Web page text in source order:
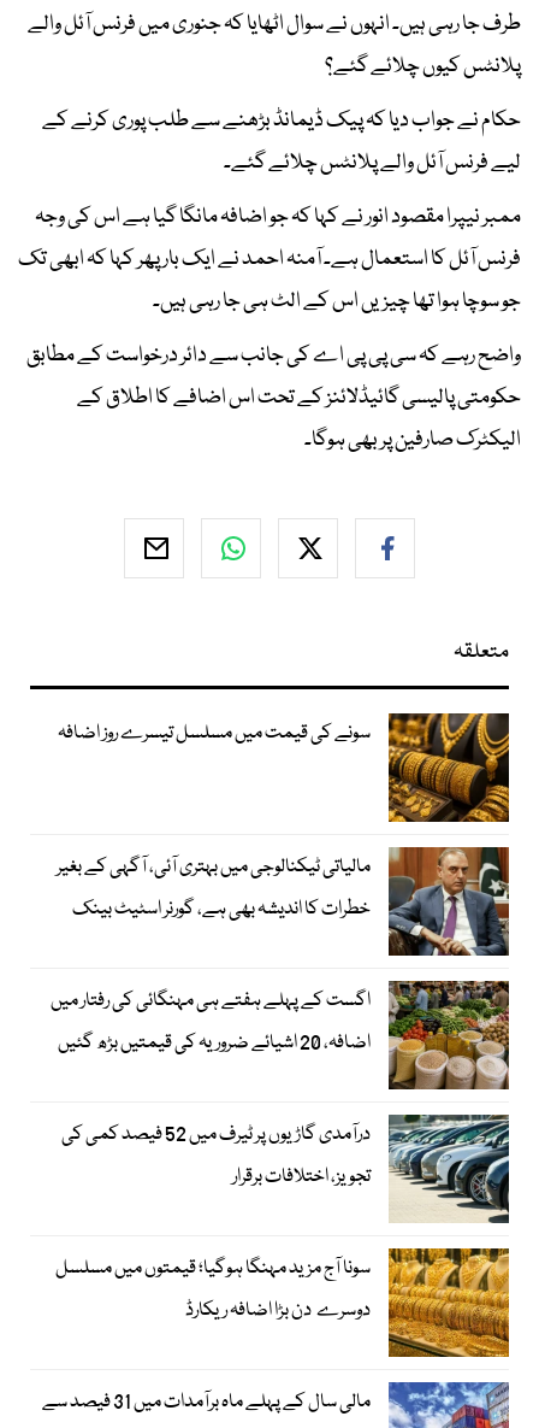
طرف جا رہی ہیں۔ انہوں نے سوال اٹھایا کہ جنوری میں فرنس آئل والے
پلانٹس کیوں چلائے گئے؟
حکام نے جواب دیا کہ پیک ڈیمانڈ بڑھنے سے طلب پوری کرنے کے
لیے فرنس آئل والے پلانٹس چلائے گئے۔
ممبر نیپرا مقصود انور نے کہا کہ جو اضافہ مانگا گیا ہے اس کی وجہ
فرنس آئل کا استعمال ہے۔ آمنہ احمد نے ایک بار پھر کہا کہ ابھی تک
جو سوچا ہوا تھا چیزیں اس کے الٹ ہی جا رہی ہیں۔
واضح رہے کہ سی پی پی اے کی جانب سے دائر درخواست کے مطابق
حکومتی پالیسی گائیڈلائنز کے تحت اس اضافے کا اطلاق کے
الیکٹرک صارفین پر بھی ہوگا۔
متعلقہ
سونے کی قیمت میں مسلسل تیسرے روز اضافہ
مالیاتی ٹیکنالوجی میں بہتری آئی، آگہی کے بغیر
خطرات کا اندیشہ بھی ہے، گورنر اسٹیٹ بینک
اگست کے پہلے ہفتے ہی مہنگائی کی رفتار میں
اضافہ، 20 اشیائے ضروریہ کی قیمتیں بڑھ گئیں
درآمدی گاڑیوں پر ٹیرف میں 52 فیصد کمی کی
تجویز، اختلافات برقرار
سونا آج مزید مہنگا ہوگیا؛ قیمتوں میں مسلسل
دوسرے دن بڑا اضافہ ریکارڈ
مالی سال کے پہلے ماہ برآمدات میں 31 فیصد سے